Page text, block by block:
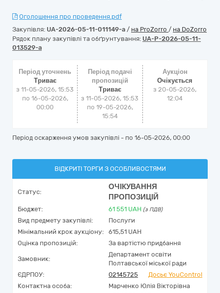
Оголошення про проведення.pdf
Закупівля: UA-2026-05-11-011149-a / на ProZorro / на DoZorro
Рядок плану закупівлі та обґрунтування: UA-P-2026-05-11-
013529-a
Період уточнень
Триває
з 11-05-2026, 15:53
по 16-05-2026,
00:00
Період подачі
пропозицій
Триває
з 11-05-2026, 15:53
по 19-05-2026,
15:54
Аукціон
Очікується
з20-05-2026,
12:04
Період оскарження умов закупівлі - по 16-05-2026, 00:00
ВІДКРИТІ ТОРГИ З ОСОБЛИВОСТЯМИ
Статус:
ОЧІКУВАННЯ
ПРОПОЗИЦІЙ
Бюджет: 61 551 UAH (з ПДВ)
Вид предмету закупівлі:
Послуги
Мінімальний крок аукціону:
615,51 UAH
Оцінка пропозицій:
За вартістю придбання
Замовник:
Департамент освіти
Полтавської міської ради
ЄДРПОУ:
02145725
Досьє YouControl
Контактна особа:
Марченко Юлія Вікторівна